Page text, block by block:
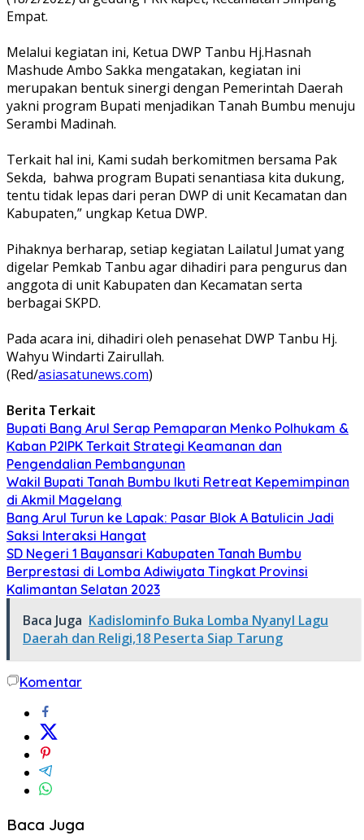
Empat.
Melalui kegiatan ini, Ketua DWP Tanbu Hj.Hasnah
Mashude Ambo Sakka mengatakan, kegiatan ini
merupakan bentuk sinergi dengan Pemerintah Daerah
yakni program Bupati menjadikan Tanah Bumbu menuju
Serambi Madinah.
Terkait hal ini, Kami sudah berkomitmen bersama Pak
Sekda, bahwa program Bupati senantiasa kita dukung,
tentu tidak lepas dari peran DWP di unit Kecamatan dan
Kabupaten,” ungkap Ketua DWP.
Pihaknya berharap, setiap kegiatan Lailatul Jumat yang
digelar Pemkab Tanbu agar dihadiri para pengurus dan
anggota di unit Kabupaten dan Kecamatan serta
berbagai SKPD.
Pada acara ini, dihadiri oleh penasehat DWP Tanbu Hj.
Wahyu Windarti Zairullah.
(Red/asiasatunews.com)
Berita Terkait
Bupati Bang Arul Serap Pemaparan Menko Polhukam &
Kaban P2IPK Terkait Strategi Keamanan dan
Pengendalian Pembangunan
Wakil Bupati Tanah Bumbu Ikuti Retreat Kepemimpinan
di Akmil Magelang
Bang Arul Turun ke Lapak: Pasar Blok A Batulicin Jadi
Saksi Interaksi Hangat
SD Negeri 1 Bayansari Kabupaten Tanah Bumbu
Berprestasi di Lomba Adiwiyata Tingkat Provinsi
Kalimantan Selatan 2023
Baca Juga Kadislominfo Buka Lomba NyanyI Lagu
Daerah dan Religi,18 Peserta Siap Tarung
Komentar
Baca Juga